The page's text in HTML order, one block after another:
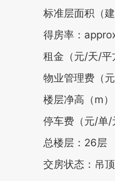
标准层面积（建
得房率：
租金（元/天/平
物业管理费（元/
楼层净高（m）
停车费（元/单/
总楼层：26层
交房状态：吊